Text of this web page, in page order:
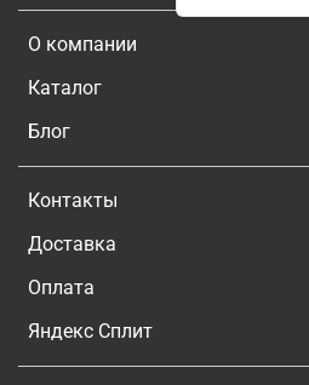
О компании
Каталог
Блог
Контакты
Доставка
Оплата
Яндекс Сплит